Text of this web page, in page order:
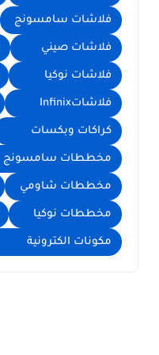
فلاشات سامسونج
فلاشات صيني
فلاشات نوكيا
فلاشاتInfinix
كراكات وبكسات
مخططات سامسونج
مخططات شاومي
مخططات نوكيا
مكونات الكترونية